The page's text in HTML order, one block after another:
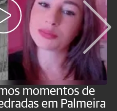
momentos de
em Palmeira